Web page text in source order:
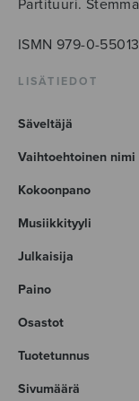
Partituuri.
ISMN 979-0-
LISÄTIEDOT
Säveltäjä
Vaihtoehtoinen nimi
Kokoonpano
Musiikkityyli
Julkaisija
Paino
Osastot
Tuotetunnus
Sivumäärä